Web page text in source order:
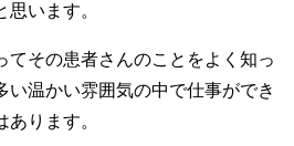
います。
てその患者さんのことをよく知っ
い温かい雰囲気の中で仕事ができ
ります。